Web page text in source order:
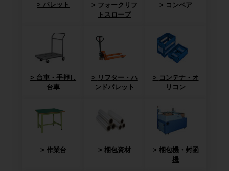
パレット
フォークリフ
トスロープ
コンベア
台車・手押し
台車
リフター・ハ
ンドパレット
コンテナ・オ
リコン
作業台 梱包資材
梱包機・封函
機